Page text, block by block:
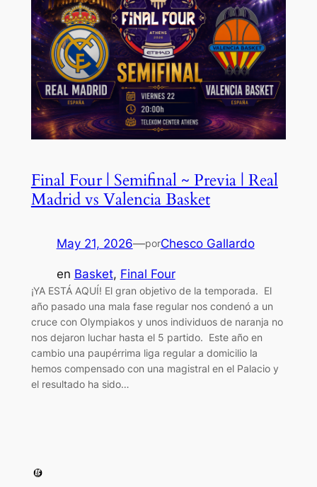
Final Four | Semifinal ~ Previa | Real
Madrid vs Valencia Basket
May 21, 2026—porChesco Gallardo
en Basket, Final Four
¡YA ESTÁ AQUÍ! El gran objetivo de la temporada. El
año pasado una mala fase regular nos condenó a un
cruce con Olympiakos y unos individuos de naranja no
nos dejaron luchar hasta el 5 partido. Este año en
cambio una paupérrima liga regular a domicilio la
hemos compensado con una magistral en el Palacio y
el resultado ha sido…